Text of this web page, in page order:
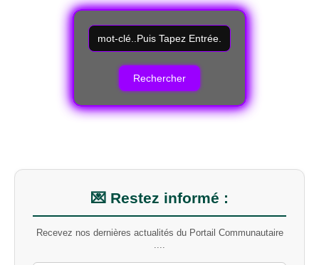
R
e
c
m
o
t
-
l
💌 Restez informé :
Recevez nos dernières actualités du Portail Communautaire
....